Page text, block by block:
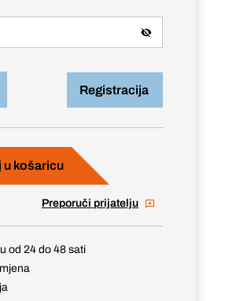
Registracija
u košaricu
Preporuči prijatelju
od 24 do 48 sati